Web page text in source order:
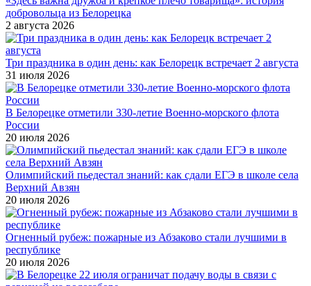
добровольца из Белорецка
2 августа 2026
Три праздника в один день: как Белорецк встречает 2 августа
31 июля 2026
В Белорецке отметили 330-летие Военно-морского флота
России
20 июля 2026
Олимпийский пьедестал знаний: как сдали ЕГЭ в школе села
Верхний Авзян
20 июля 2026
Огненный рубеж: пожарные из Абзаково стали лучшими в
республике
20 июля 2026